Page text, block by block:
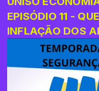
EPISÓDIO 11 -
INFLAÇÃO DOS